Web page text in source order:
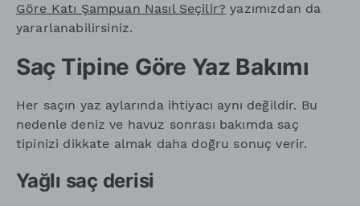
Göre Katı Şampuan Nasıl Seçilir? yazımızdan da
yararlanabilirsiniz.
Saç Tipine Göre Yaz Bakımı
Her saçın yaz aylarında ihtiyacı aynı değildir. Bu
nedenle deniz ve havuz sonrası bakımda saç
tipinizi dikkate almak daha doğru sonuç verir.
Yağlı saç derisi